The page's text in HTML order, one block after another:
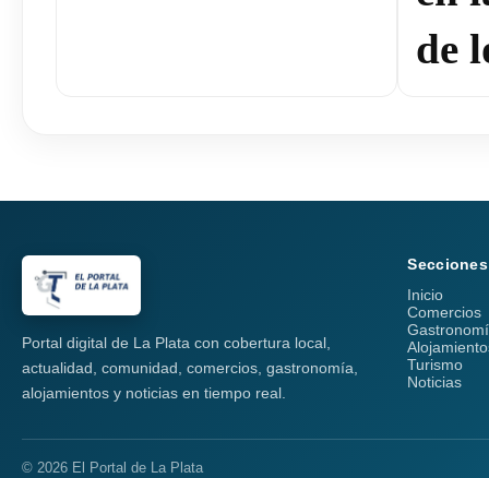
de
Portal digital de La Plata con cobertura local,
actualidad, comunidad, comercios, gastronomía,
alojamientos y noticias en tiempo real.
Secciones
Inicio
Comercios
Turismo
Noticias
© 2026 El Portal de La Plata